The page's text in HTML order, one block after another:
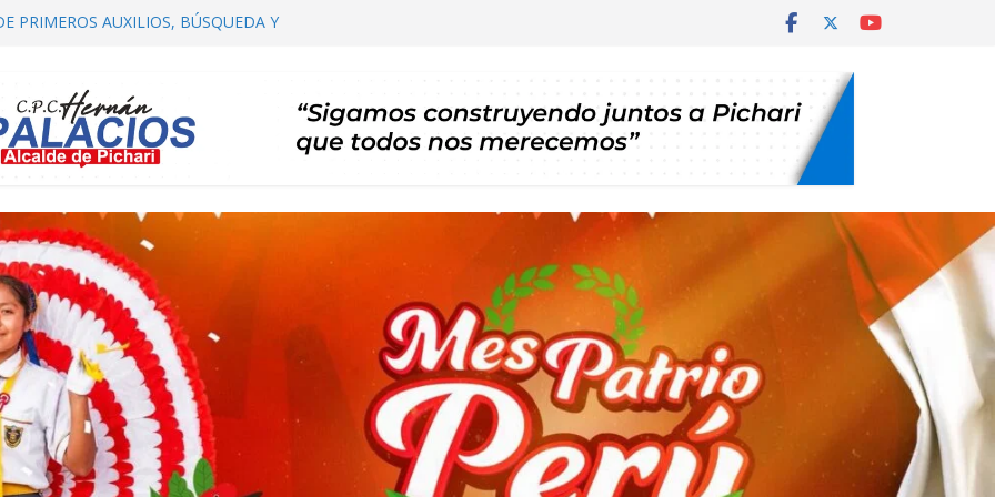
PRIMEROS AUXILIOS, BÚSQUEDA Y
PARTICIPA EN EL PRIMER
COMUNALES
DE PLAN DE DESARROLLO
2026 – 2035 ETAPA DE PROPUESTAS
TE INVITA A SU I FESTIVAL DEL CAFÉ